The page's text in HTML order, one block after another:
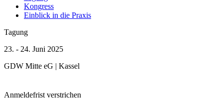
Kongress
Einblick in die Praxis
Tagung
23. - 24. Juni 2025
GDW Mitte eG | Kassel
Anmeldefrist verstrichen